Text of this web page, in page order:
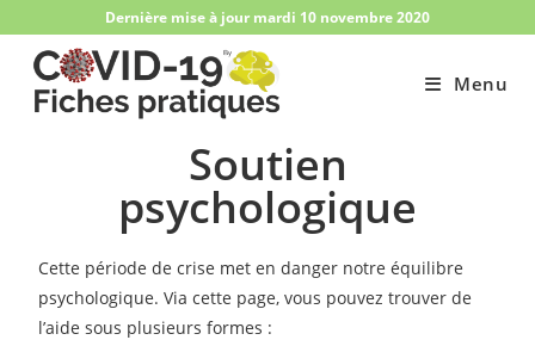
Dernière mise à jour mardi 10 novembre 2020
Menu
Soutien
psychologique
Cette période de crise met en danger notre équilibre
psychologique. Via cette page, vous pouvez trouver de
l’aide sous plusieurs formes :